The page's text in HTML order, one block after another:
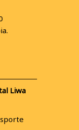
Liwa